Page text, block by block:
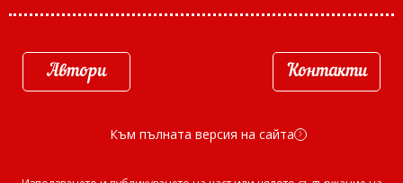
Автори Контакти
Към пълната версия на сайта d